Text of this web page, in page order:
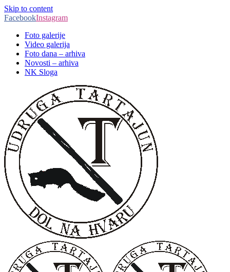
Skip to content
FacebookInstagram
Foto galerije
Video galerija
Foto dana – arhiva
Novosti – arhiva
NK Sloga